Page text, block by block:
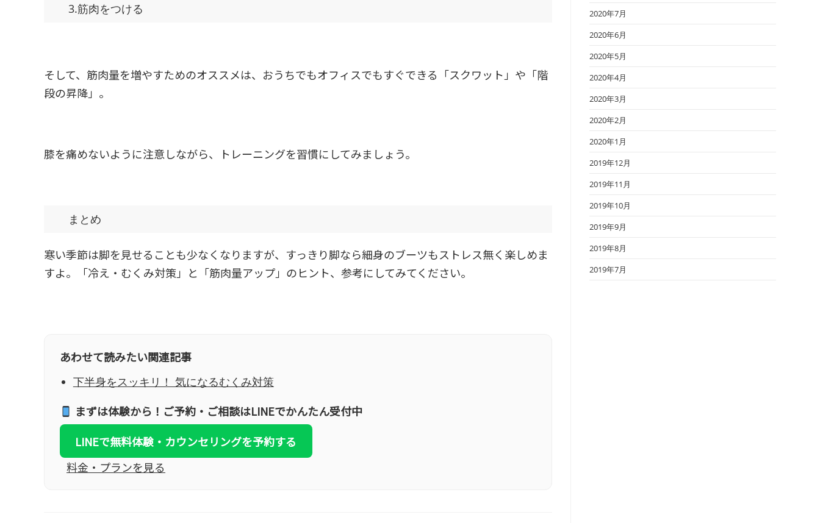
3.筋肉をつける
そして、筋肉量を増やすためのオススメは、おうちでもオフィスでもすぐできる「スクワット」や「階
段の昇降」。
膝を痛めないように注意しながら、トレーニングを習慣にしてみましょう。
まとめ
寒い季節は脚を見せることも少なくなりますが、すっきり脚なら細身のブーツもストレス無く楽しめま
すよ。「冷え・むくみ対策」と「筋肉量アップ」のヒント、参考にしてみてください。
あわせて読みたい関連記事
下半身をスッキリ！ 気になるむくみ対策
まずは体験から！ご予約・ご相談はLINEでかんたん受付中
LINEで無料体験・カウンセリングを予約する
料金・プランを見る
2020年7月
2020年6月
2020年5月
2020年4月
2020年3月
2020年2月
2020年1月
2019年12月
2019年11月
2019年10月
2019年9月
2019年8月
2019年7月